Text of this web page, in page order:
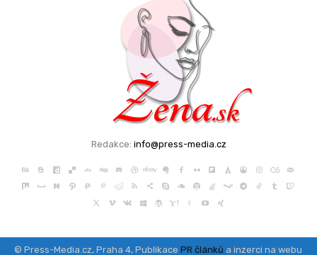
Redakce: info@press-media.cz
© Press-Media.cz, Praha 4, Publikace PR článků a inzerci na webu